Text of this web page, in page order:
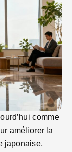
comme
améliorer la
japonaise,